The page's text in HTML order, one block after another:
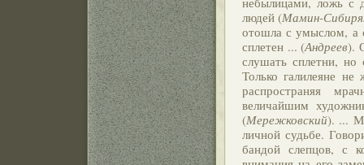
людей (Мамин-
отошла с умыслом, а
сплетен ... (Андреев).
слушать сплетни,
Только галилеяне
распространяя
величайшим
(Мережковский). ...
личной судьбе.
бандой слепцов, с